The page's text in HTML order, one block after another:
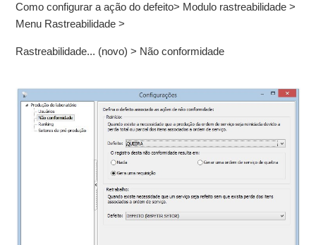
Como configurar a ação do defeito> Modulo rastreabilidade >
Menu Rastreabilidade >
Rastreabilidade... (novo) > Não conformidade